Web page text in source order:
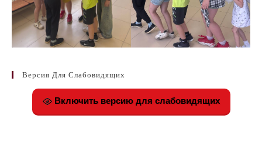
Версия Для Слабовидящих
Включить версию для слабовидящих